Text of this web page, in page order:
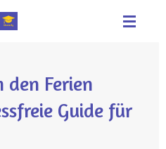
Ferien
Guide für